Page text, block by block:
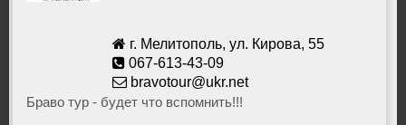
г. Мелитополь, ул. Кирова, 55
067-613-43-09
bravotour@ukr.net
Браво тур - будет что вспомнить!!!